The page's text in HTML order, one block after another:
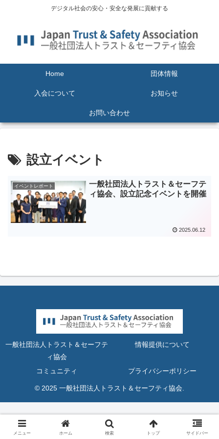
デジタル社会の安心・安全な発展に貢献する
Home 団体情報
入会について お知らせ
お問い合わせ
設立イベント
イベントレポート
一般社団法人トラスト＆セーフテ
ィ協会、設立記念イベントを開催
2025.06.12
一般社団法人トラスト＆セーフテ
ィ協会
情報提供について
コミュニティ プライバシーポリシー
© 2025 一般社団法人トラスト＆セーフティ協会.
メニュー ホーム 検索 トップ サイドバー